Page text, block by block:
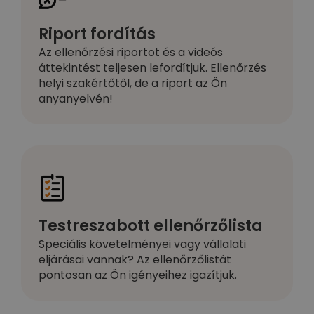
Riport fordítás
Az ellenőrzési riportot és a videós
áttekintést teljesen lefordítjuk. Ellenőrzés
helyi szakértőtől, de a riport az Ön
anyanyelvén!
Testreszabott ellenőrzőlista
Speciális követelményei vagy vállalati
eljárásai vannak? Az ellenőrzőlistát
pontosan az Ön igényeihez igazítjuk.